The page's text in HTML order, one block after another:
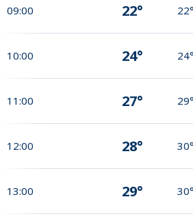
09:00 22° 22°
10:00 24° 24°
11:00 27° 29°
12:00 28° 30°
13:00 29° 30°